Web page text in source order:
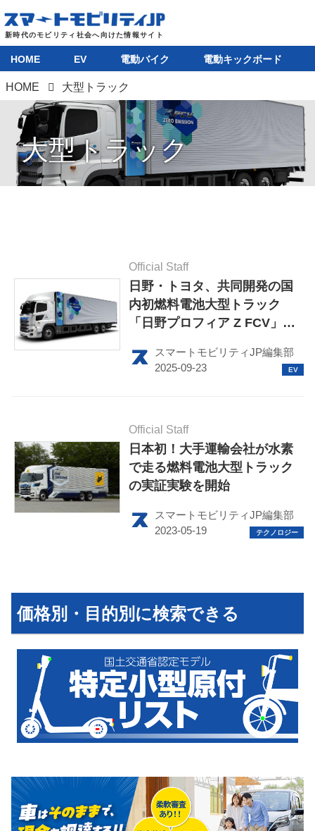
EV
電動バイク
電動キックボード
このメディアについて
利用規約
プライバシーポリシー
ライター名簿
お問い合せ
広告掲載について
HOME EV 電動バイク 電動キックボード
HOME 大型トラック
大型トラック
Official Staff
日野・トヨタ、共同開発の国
内初燃料電池大型トラック
「日野プロフィア Z FCV」を
離650kmを実現
スマートモビリティJP編集部
Official Staff
日本初！大手運輸会社が水素
で走る燃料電池大型トラック
の実証実験を開始
スマートモビリティJP編集部
価格別・目的別に検索できる